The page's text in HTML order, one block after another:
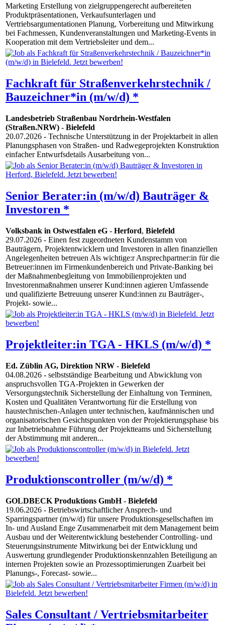
Marketing Erstellung von zielgruppengerecht aufbereiteten
Produktpräsentationen, Verkaufsunterlagen und
Vertriebsargumentationen Planung, Vorbereitung und Mitwirkung
bei Fachmessen, Kundenveranstaltungen und Marketing-Events in
Kooperation mit dem Vertriebsleiter und dem...
Fachkraft für Straßenverkehrstechnik /
Bauzeichner*in (m/w/d) *
Landesbetrieb Straßenbau Nordrhein-Westfalen
(Straßen.NRW) - Bielefeld
20.07.2026 - Technische Unterstützung in der Projektarbeit in allen
Planungsphasen von Straßen- und Radwegeprojekten Konstruktion
einfacher Entwurfsdetails Ausarbeitung von...
Senior Berater:in (m/w/d) Bauträger &
Investoren *
Volksbank in Ostwestfalen eG - Herford, Bielefeld
29.07.2026 - Einen fest zugeordneten Kundenstamm von
Bauträgern, Projektentwicklern und Investoren in allen finanziellen
Angelegenheiten betreuen Als wichtige:r Ansprechpartner:in für die
Betreuer:innen im Firmenkundenbereich und Private-Banking bei
der Maßnahmenbegleitung von Immobilienprojekten und
Investorenmaßnahmen unserer Kund:innen agieren Umfassende
und qualifizierte Betreuung unserer Kund:innen zu Bauträger-,
Projekt- sowie...
Projektleiter:in TGA - HKLS (m/w/d) *
Ed. Züblin AG, Direktion NRW - Bielefeld
04.08.2026 - selbstständige Bearbeitung und Abwicklung von
anspruchsvollen TGA-Projekten in Gewerken der
Versorgungstechnik Sicherstellung der Einhaltung von Terminen,
Kosten und Qualitäten Verantwortung für die Erstellung von
haustechnischen-Anlagen unter technischen, kaufmännischen und
organisatorischen Gesichtspunkten von der Projektierungsphase bis
zur Inbetriebnahme Führung der Projektteams und Sicherstellung
der Abstimmung mit anderen...
Produktionscontroller (m/w/d) *
GOLDBECK Produktions GmbH- Bielefeld
19.06.2026 - Betriebswirtschaftlicher Ansprech- und
Sparringspartner (m/w/d) für unsere Produktionsgesellschaften im
In- und Ausland Enge Zusammenarbeit mit dem Management beim
Ausbau und der Weiterentwicklung bestehender Controlling- und
Steuerungsinstrumente Mitwirkung bei der Entwicklung und
Auswertung grundlegender Produktionskennzahlen Beteiligung an
internen Projekten sowie an Prozessoptimierungen Zuarbeit bei
Planungs-, Forecast- sowie...
Sales Consultant / Vertriebsmitarbeiter